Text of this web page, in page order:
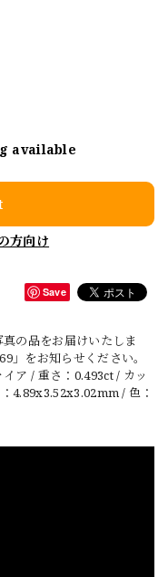
available
方向け
Save
真の品をお届けいたしま
」をお知らせください。
ア / 重さ：0.493ct / カッ
4.89x3.52x3.02mm / 色：